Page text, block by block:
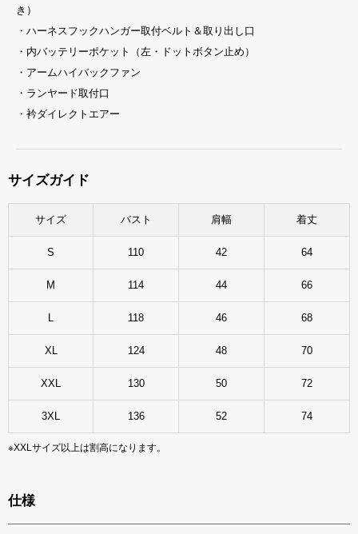
き）
・ハーネスフックハンガー取付ベルト＆取り出し口
・内バッテリーポケット（左・ドットボタン止め）
・アームハイバックファン
・ランヤード取付口
・衿ダイレクトエアー
サイズガイド
サイズ バスト 肩幅 着丈
S 110 42 64
M 114 44 66
L 118 46 68
XL 124 48 70
XXL 130 50 72
3XL 136 52 74
※XXLサイズ以上は割高になります。
仕様